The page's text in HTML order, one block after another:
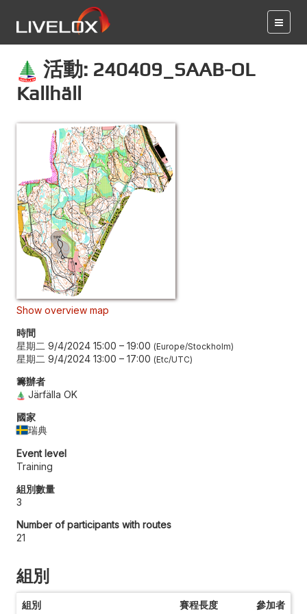
活動: 240409_SAAB-OL
Kallhäll
Show overview map
時間
星期二 9/4/2024 15:00 – 19:00 Europe/Stockholm
星期二 9/4/2024 13:00 – 17:00 Etc/UTC
籌辦者
Järfälla OK
國家
瑞典
Event level
Training
組別數量
3
Number of participants with routes
21
組別
組別 賽程長度 參加者